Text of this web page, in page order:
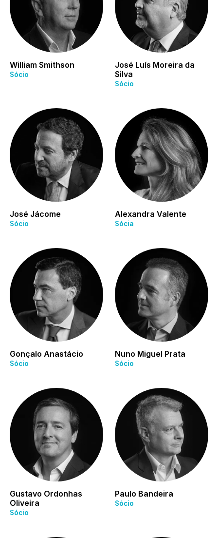
William Smithson
Sócio
José Luís Moreira da
Silva
Sócio
José Jácome
Sócio
Alexandra Valente
Sócia
Gonçalo Anastácio
Sócio
Nuno Miguel Prata
Sócio
Gustavo Ordonhas
Oliveira
Sócio
Paulo Bandeira
Sócio